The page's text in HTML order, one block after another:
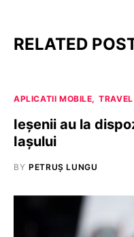
RELATED
APLICATII MOBILE
Ieşenii au la
Iaşului
BY PETRUȘ LUNGU